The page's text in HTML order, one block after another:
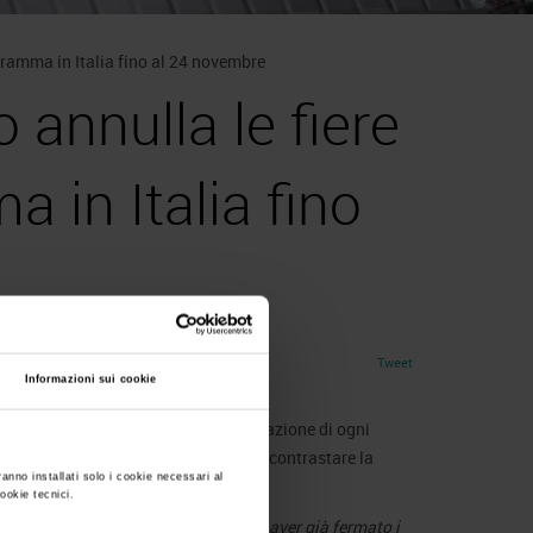
Informazioni sui cookie
installati solo i cookie necessari al
tecnici.
in Italia fino al 24 novembre
annulla le fiere
in Italia fino
Tweet
25 ottobre, stabilisce la cessazione di ogni
Il provvedimento è stato preso per contrastare la
nazionali e internazionali, dopo aver già fermato i